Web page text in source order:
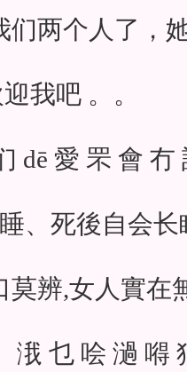
两个人了，
我吧 。。
dē 愛 罘 會 冇
、死後自会长
莫辨,女人實在
涐 乜 哙 濄